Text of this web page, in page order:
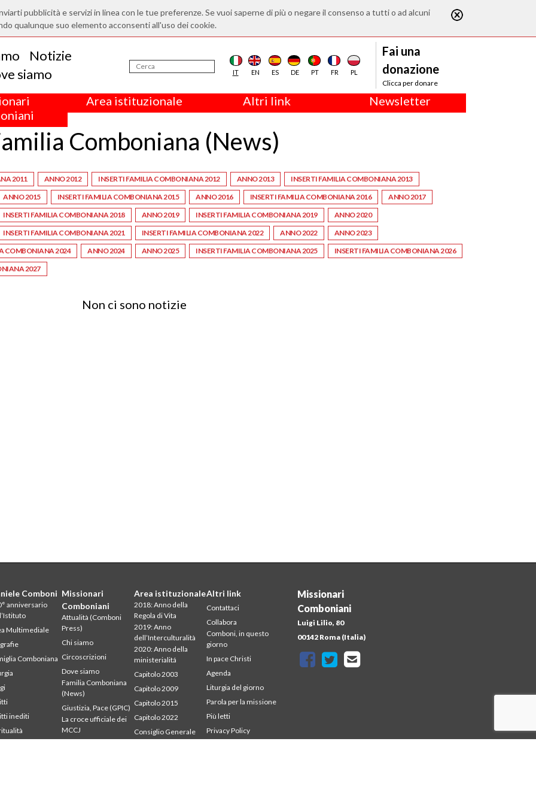
pubblicità e servizi in linea con le tue preferenze. Se vuoi saperne di più o negare il consenso a tutti o ad alcuni
qualunque suo elemento acconsenti all'uso dei cookie.
Notizie
siamo
IT EN ES DE PT FR PL
Fai una
donazione
Clicca per donare
Area istituzionale Altri link Newsletter
Comboniana (News)
2011 ANNO 2012 INSERTI FAMILIA COMBONIANA 2012 ANNO 2013
INSERTI FAMILIA COMBONIANA 2013
ANNO 2015 INSERTI FAMILIA COMBONIANA 2015 ANNO 2016 INSERTI FAMILIA COMBONIANA 2016
ANNO 2017
INSERTI FAMILIA COMBONIANA 2018 ANNO 2019 INSERTI FAMILIA COMBONIANA 2019
ANNO 2020
INSERTI FAMILIA COMBONIANA 2021 INSERTI FAMILIA COMBONIANA 2022 ANNO 2022
ANNO 2023
COMBONIANA 2024 ANNO 2024 ANNO 2025 INSERTI FAMILIA COMBONIANA 2025
INSERTI FAMILIA COMBONIANA 2026
2027
Non ci sono notizie
Missionari
Comboniani
Luigi Lilio, 80
00142 Roma (Italia)
Comboni
anniversario
Multimediale
Comboniana
inediti
Missionari
Comboniani
Attualità (Comboni
Press)
Chi siamo
Circoscrizioni
Dove siamo
Familia Comboniana
(News)
Giustizia, Pace (GPIC)
La croce ufficiale dei
MCCJ
Area istituzionale
2018: Anno della
Regola di Vita
2019: Anno
dell’Interculturalità
2020: Anno della
ministerialitá
Capitolo 2003
Capitolo 2009
Capitolo 2015
Capitolo 2022
Consiglio Generale
Altri link
Contattaci
Collabora
Comboni, in questo
giorno
In pace Christi
Agenda
Liturgia del giorno
Parola per la missione
Più letti
Privacy Policy
Segretariato della